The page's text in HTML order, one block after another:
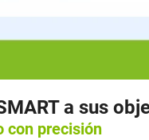
a sus
con precisión